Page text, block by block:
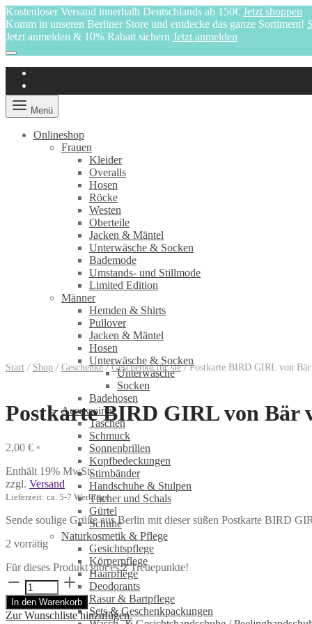
Kostenloser Versand innerhalb Deutschlands ab 150€ Jetzt shoppen
Komm in unseren Berliner Store und entdecke das ganze Sortiment!
Jetzt anmelden & 10% Rabatt sichern Jetzt anmelden
Menü
Onlineshop
Frauen
Kleider
Overalls
Hosen
Röcke
Westen
Oberteile
Jacken & Mäntel
Unterwäsche & Socken
Bademode
Umstands- und Stillmode
Limited Edition
Männer
Hemden & Shirts
Pullover
Jacken & Mäntel
Hosen
Unterwäsche & Socken
Unterwäsche
Socken
Badehosen
Accessoires
Taschen
Schmuck
Sonnenbrillen
Kopfbedeckungen
Stirnbänder
Handschuhe & Stulpen
Tücher und Schals
Gürtel
Schuhe
Naturkosmetik & Pflege
Gesichtspflege
Körperpflege
Haarpflege
Deodorants
Rasur & Bartpflege
Sets & Geschenkpackungen
Start / Shop / Geschenke / Geschenke für sie /Postkarte BIRD GIRL von Bär
Postkarte BIRD GIRL von Bär
2,00 € *
Enthält 19% MwSt.
zzgl. Versand
Lieferzeit: ca. 5-7 Werktage
Sende soulige Grüße aus Berlin mit dieser süßen Postkarte BIRD
2 vorrätig
Für dieses Produkt gibt es2Treuepunkte!
Postkarte
BIRD
GIRL
von
In den Warenkorb
Zur Wunschliste hinzufügen.